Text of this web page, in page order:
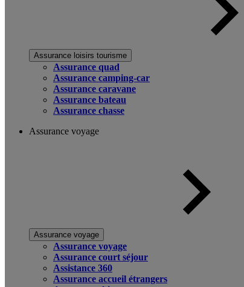
Assurance loisirs tourisme
Assurance quad
Assurance camping-car
Assurance caravane
Assurance bateau
Assurance chasse
Assurance voyage
Assurance voyage
Assurance voyage
Assurance court séjour
Assistance 360
Assurance accueil étrangers